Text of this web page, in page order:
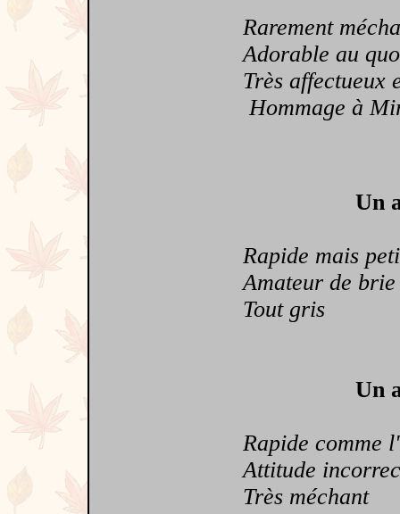
Rarement
Adorable au
Très affectueux
Hommage à
Un
Rapide mais
Amateur de brie
Tout gris
Un
Rapide comme
Attitude
Très méchant